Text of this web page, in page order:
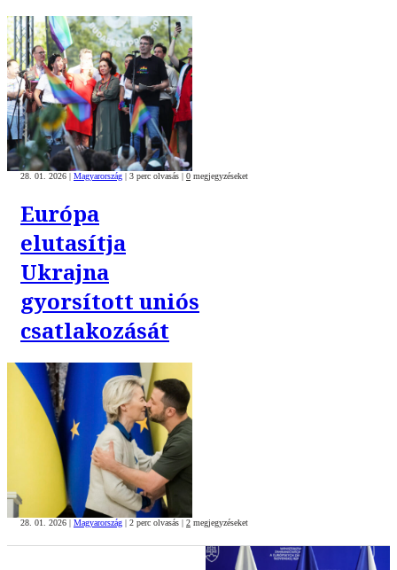
28. 01. 2026 Magyarország 3 perc olvasás 0 megjegyzéseket
Európa
elutasítja
Ukrajna
gyorsított uniós
csatlakozását
28. 01. 2026 | Magyarország | 2 perc olvasás | 2 megjegyzéseket